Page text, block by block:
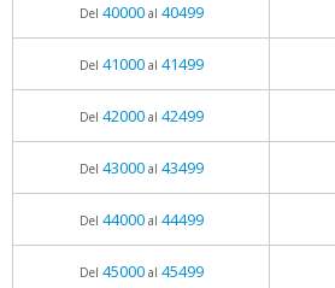
Del 40000al 40499
Del 41000al 41499
Del 42000al 42499
Del 43000al 43499
Del 44000al 44499
Del 45000al 45499